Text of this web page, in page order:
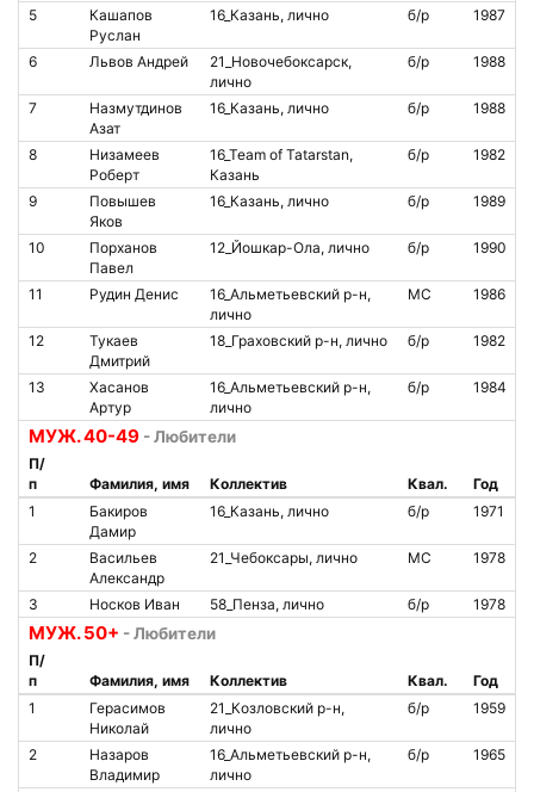
5
Кашапов
Руслан
16_Казань, лично б/р 1987
6 Львов Андрей
21_Новочебоксарск,
лично
б/р 1988
7
Назмутдинов
Азат
16_Казань, лично б/р 1988
8
Низамеев
Роберт
16_Team of Tatarstan,
Казань
б/р 1982
9
Повышев
Яков
16_Казань, лично б/р 1989
10
Порханов
Павел
12_Йошкар-Ола, лично б/р 1990
11 Рудин Денис
16_Альметьевский р-н,
лично
МС 1986
12
Тукаев
Дмитрий
18_Граховский р-н, лично б/р 1982
13
Хасанов
Артур
16_Альметьевский р-н,
лично
б/р 1984
МУЖ. 40-49 - Любители
П/
п
Фамилия, имя Коллектив Квал. Год
1
Бакиров
Дамир
16_Казань, лично б/р 1971
2
Васильев
Александр
21_Чебоксары, лично МС 1978
3 Носков Иван 58_Пенза, лично б/р 1978
МУЖ. 50+ - Любители
П/
п
Фамилия, имя Коллектив Квал. Год
1
Герасимов
Николай
21_Козловский р-н,
лично
б/р 1959
2
Назаров
Владимир
16_Альметьевский р-н,
лично
б/р 1965